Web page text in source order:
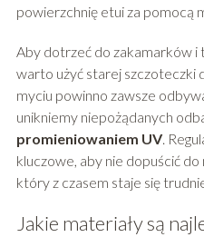
powierzchnię etui za pomocą
Aby dotrzeć do zakamarków i
warto użyć starej szczoteczki
myciu powinno zawsze
unikniemy niepożądanych
promieniowaniem UV.
kluczowe, aby nie dopuścić do
który z czasem staje się
Jakie materiały są